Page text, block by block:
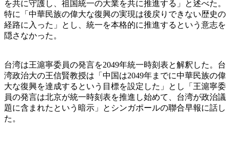
を共に守護し、祖国統一の大業を共に推進する」と述べた。
特に「中華民族の偉大な復興の実現は後戻りできない歴史の
経路に入った」とし、統一を本格的に推進するという意志を
隠さなかった。
台湾は王滬寧委員の発言を2049年統一時刻表と解釈した。台
湾政治大の王信賢教授は「中国は2049年までに中華民族の偉
大な復興を達成するという目標を設定した」とし「王滬寧委
員の発言は北京が統一時刻表を推進し始めて、台湾が政治議
題に含まれたという暗示」とシンガポールの聯合早報に話し
た。